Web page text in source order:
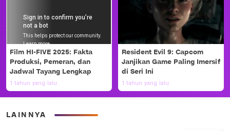
Film HI-FIVE 2025: Fakta
Produksi, Pemeran, dan
Jadwal Tayang Lengkap
1 tahun yang lalu
Resident Evil 9: Capcom
Janjikan Game Paling Imersif
di Seri Ini
1 tahun yang lalu
LAINNYA